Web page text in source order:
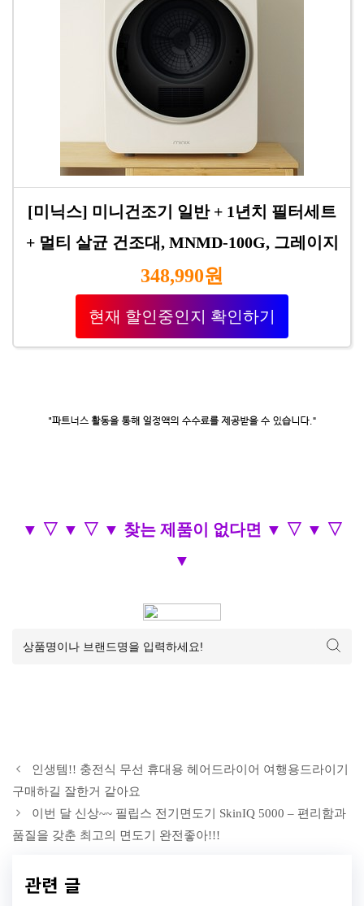
[미닉스] 미니건조기 일반 + 1년치 필터세트
+ 멀티 살균 건조대, MNMD-100G, 그레이지
348,990원
현재 할인중인지 확인하기
▼ ▽ ▼ ▽ ▼ 찾는 제품이 없다면 ▼ ▽ ▼ ▽
▼
인생템!! 충전식 무선 휴대용 헤어드라이어 여행용드라이기
구매하길 잘한거 같아요
이번 달 신상~~ 필립스 전기면도기 SkinIQ 5000 – 편리함과
품질을 갖춘 최고의 면도기 완전좋아!!!
관련 글